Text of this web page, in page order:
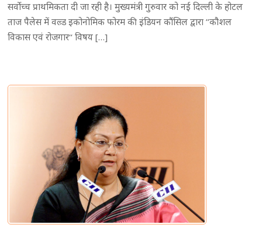
सर्वोच्च प्राथमिकता दी जा रही है। मुख्यमंत्री गुरुवार को नई दिल्ली के होटल
ताज पैलेस में वल्र्ड इकोनोमिक फोरम की इंडियन कौंसिल द्वारा ’’कौशल
विकास एवं रोजगार‘‘ विषय […]